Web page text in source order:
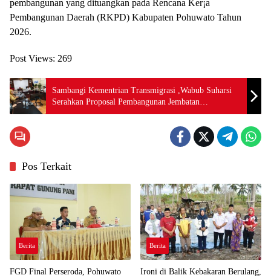
pembangunan yang dituangkan pada Rencana Ker¡a
Pembangunan Daerah (RKPD) Kabupaten Pohuwato Tahun
2026.
Post Views: 269
Sambangi Kementrian Transmigrasi ,Wabub Suharsi
Serahkan Proposal Pembangunan Jembatan
Kec.Taluditi
Pos Terkait
Berita
FGD Final Perseroda, Pohuwato
Berita
Ironi di Balik Kebakaran Berulang,